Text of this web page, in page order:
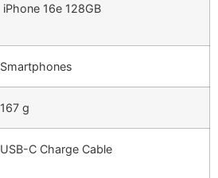
iPhone 16e 128GB
Smartphones
167 g
USB-C Charge Cable